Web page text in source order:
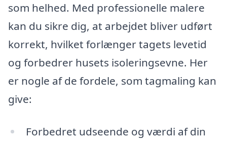
som helhed. Med professionelle malere
kan du sikre dig, at arbejdet bliver udført
korrekt, hvilket forlænger tagets levetid
og forbedrer husets isoleringsevne. Her
er nogle af de fordele, som tagmaling kan
give:
Forbedret udseende og værdi af din